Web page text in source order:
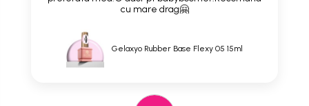
cu mare drag🤗
Gelaxyo Rubber Base Flexy 05 15ml